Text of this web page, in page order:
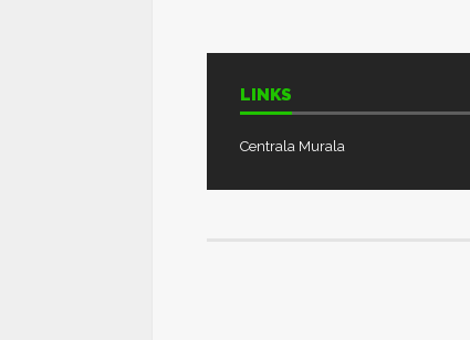
LINKS
Centrala Murala